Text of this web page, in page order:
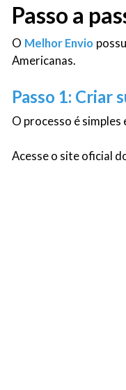
Passo a
O Melhor Envio
Americanas.
Passo 1: Criar
O processo é
Acesse o site oficial